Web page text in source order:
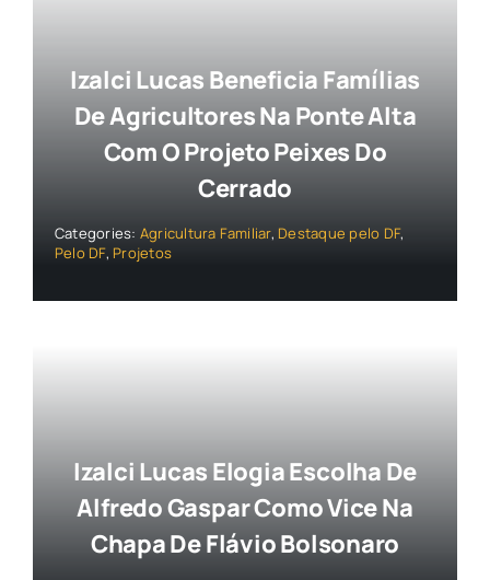
Izalci Lucas Beneficia Famílias
De Agricultores Na Ponte Alta
Com O Projeto Peixes Do
Cerrado
Categories: Agricultura Familiar, Destaque pelo DF,
Pelo DF, Projetos
Izalci Lucas Elogia Escolha De
Alfredo Gaspar Como Vice Na
Chapa De Flávio Bolsonaro